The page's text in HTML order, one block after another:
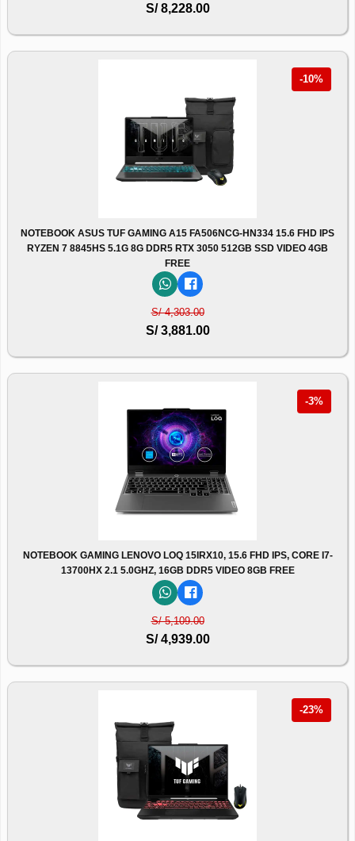
S/ 8,228.00
-10%
NOTEBOOK ASUS TUF GAMING A15 FA506NCG-HN334 15.6 FHD IPS
RYZEN 7 8845HS 5.1G 8G DDR5 RTX 3050 512GB SSD VIDEO 4GB
FREE
S/ 4,303.00
S/ 3,881.00
-3%
NOTEBOOK GAMING LENOVO LOQ 15IRX10, 15.6 FHD IPS, CORE I7-
13700HX 2.1 5.0GHZ, 16GB DDR5 VIDEO 8GB FREE
S/ 5,109.00
S/ 4,939.00
-23%